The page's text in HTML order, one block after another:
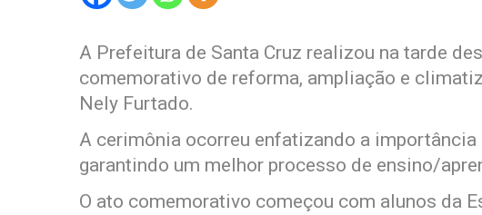
A Prefeitura de Santa Cruz realizou na tarde
comemorativo de reforma, ampliação e
Nely Furtado.
A cerimônia ocorreu enfatizando a importância
garantindo um melhor processo de ensino/
O ato comemorativo começou com alunos da